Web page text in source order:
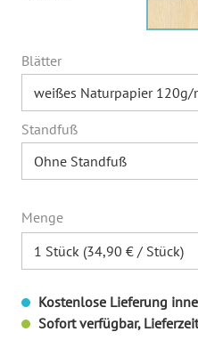
Blätter
Standfuß
Menge
Kostenlose Lieferung
Sofort verfügbar,